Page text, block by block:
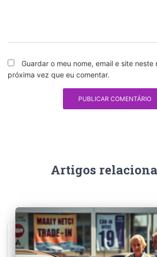
Guardar o meu nome, email e site
próxima vez que eu comentar.
Artigos